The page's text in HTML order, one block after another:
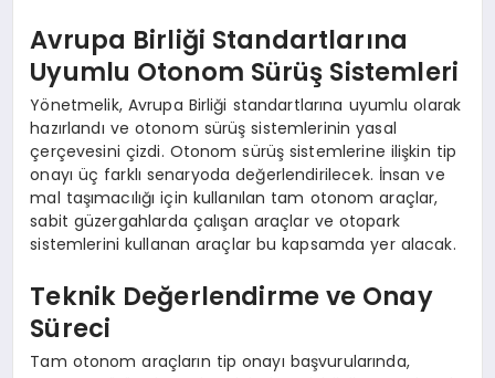
Avrupa Birliği Standartlarına
Uyumlu Otonom Sürüş Sistemleri
Yönetmelik, Avrupa Birliği standartlarına uyumlu olarak
hazırlandı ve otonom sürüş sistemlerinin yasal
çerçevesini çizdi. Otonom sürüş sistemlerine ilişkin tip
onayı üç farklı senaryoda değerlendirilecek. İnsan ve
mal taşımacılığı için kullanılan tam otonom araçlar,
sabit güzergahlarda çalışan araçlar ve otopark
sistemlerini kullanan araçlar bu kapsamda yer alacak.
Teknik Değerlendirme ve Onay
Süreci
Tam otonom araçların tip onayı başvurularında,